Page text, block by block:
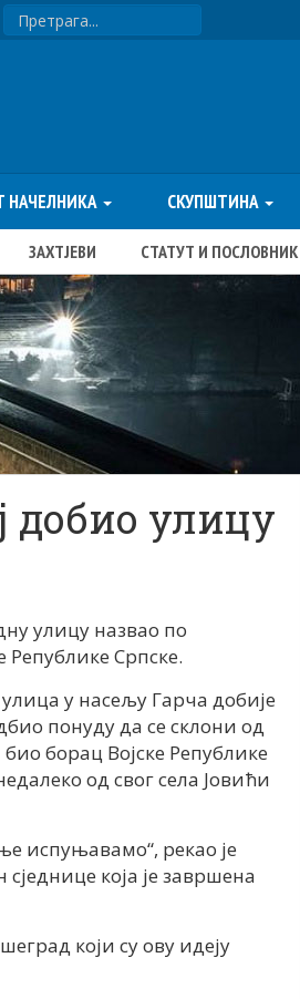
НАЧЕЛНИКА СКУПШТИНА
ЗАХТЈЕВИ СТАТУТ И ПОСЛОВНИК
добио улицу
улицу назвао по
Републике Српске.
у насељу Гарча добије
понуду да се склони од
борац Војске Републике
од свог села Јовићи
испуњавамо“, рекао је
која је завршена
који су ову идеју